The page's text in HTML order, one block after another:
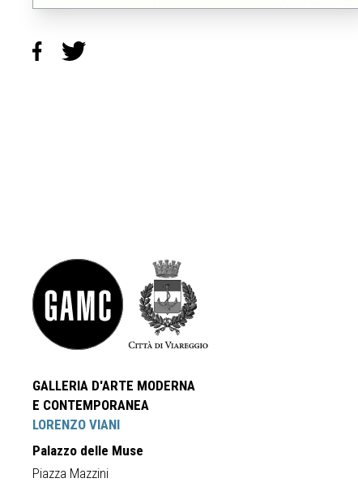
GALLERIA D'ARTE MODERNA
E CONTEMPORANEA
LORENZO VIANI
Palazzo delle Muse
Piazza Mazzini